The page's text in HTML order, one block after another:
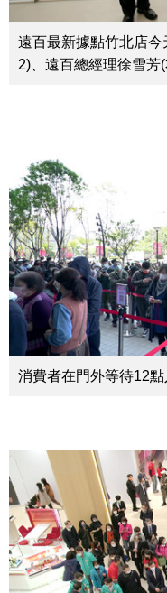
遠百最新據點竹北店
2)、遠百總經理徐雪芳
消費者在門外等待12